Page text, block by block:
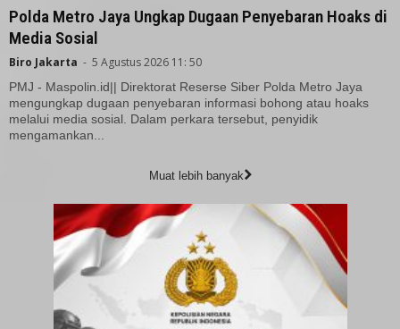
Polda Metro Jaya Ungkap Dugaan Penyebaran Hoaks di
Media Sosial
Biro Jakarta - 5 Agustus 2026 11: 50
PMJ - Maspolin.id|| Direktorat Reserse Siber Polda Metro Jaya
mengungkap dugaan penyebaran informasi bohong atau hoaks
melalui media sosial. Dalam perkara tersebut, penyidik
mengamankan...
Muat lebih banyak